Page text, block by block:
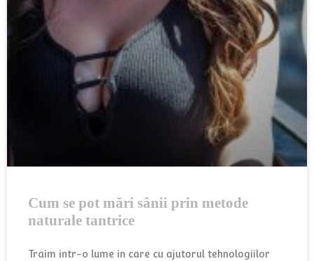
Cum se pot mări sânii prin metode
naturale tantrice
Traim intr-o lume in care cu ajutorul tehnologiilor